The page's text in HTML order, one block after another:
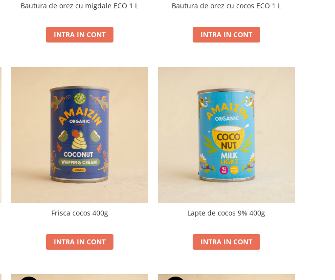
Bautura de orez cu migdale ECO 1 L
INTRA IN CONT
Bautura de orez cu cocos ECO 1 L
INTRA IN CONT
Frisca cocos 400g
INTRA IN CONT
Lapte de cocos 9% 400g
INTRA IN CONT